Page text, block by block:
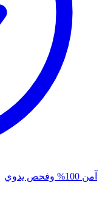
آمن 100% وفحص يدوي